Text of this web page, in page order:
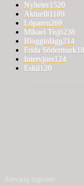
Nyheter1520
Aktuellt1189
Löparen269
Mikael Tisjö238
Blogginlägg214
Frida Södermark
Intervjuer124
Eskil 120
Ansvarig utgivare: